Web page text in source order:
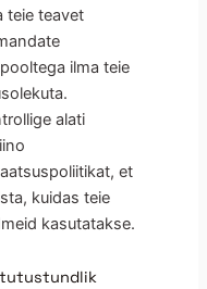
teie teavet
ilma teie
alati
et
kuidas teie
kasutatakse.